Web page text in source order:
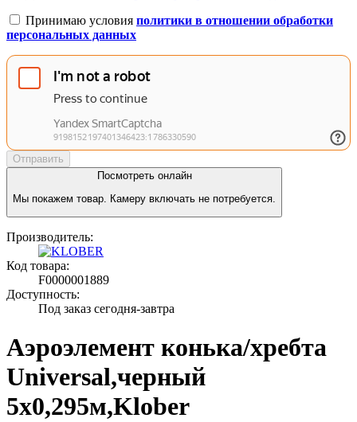
Принимаю условия политики в отношении обработки
персональных данных
Отправить
Посмотреть онлайн
Мы покажем товар. Камеру включать не потребуется.
Производитель:
Код товара:
F0000001889
Доступность:
Под заказ сегодня-завтра
Аэроэлемент конька/хребта
Universal,черный
5х0,295м,Klober